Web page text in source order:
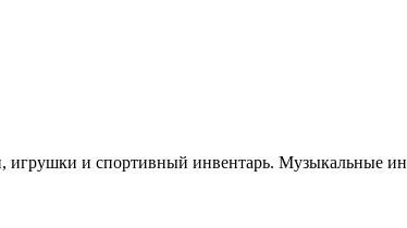
игрушки и спортивный инвентарь. Музыкальные